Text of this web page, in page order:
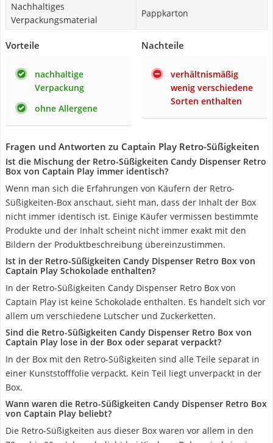
Nachhaltiges
Verpackungsmaterial
Pappkarton
Vorteile
nachhaltige
Verpackung
ohne Allergene
Nachteile
verhältnismäßig
wenig verschiedene
Sorten enthalten
Fragen und Antworten zu Captain Play Retro-Süßigkeiten
Ist die Mischung der Retro-Süßigkeiten Candy Dispenser Retro
Box von Captain Play immer identisch?
Wenn man sich die Erfahrungen von Käufern der Retro-
Süßigkeiten-Box anschaut, sieht man, dass der Inhalt der Box
nicht immer identisch ist. Einige Käufer vermissen bestimmte
Produkte und der Inhalt scheint nicht immer exakt mit den
Bildern der Produktbeschreibung übereinzustimmen.
Ist in der Retro-Süßigkeiten Candy Dispenser Retro Box von
Captain Play Schokolade enthalten?
In der Retro-Süßigkeiten Candy Dispenser Retro Box von
Captain Play ist keine Schokolade enthalten. Es handelt sich vor
allem um verschiedene Lutscher und Zuckerketten.
Sind die Retro-Süßigkeiten Candy Dispenser Retro Box von
Captain Play lose in der Box oder separat verpackt?
In der Box mit den Retro-Süßigkeiten sind alle Teile separat in
einer Kunststofffolie verpackt. Kein Teil liegt unverpackt in der
Box.
Wann waren die Retro-Süßigkeiten Candy Dispenser Retro Box
von Captain Play beliebt?
Die Retro-Süßigkeiten aus dieser Box waren vor allem in den